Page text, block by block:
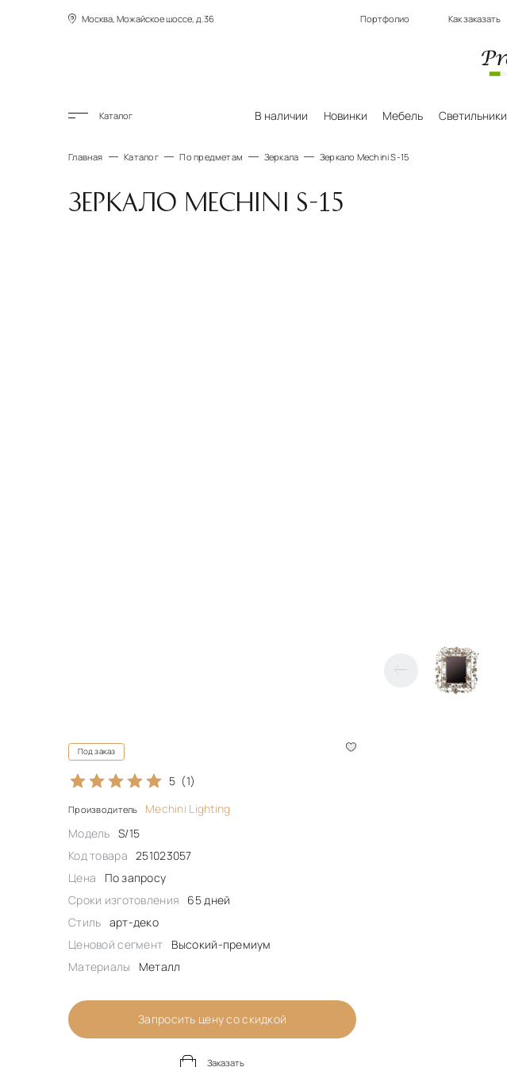
Москва, Можайское шоссе, д.36 Портфолио Как заказать
Каталог В наличии Новинки Мебель Светильники
Главная Каталог По предметам Зеркала Зеркало Mechini S-15
ЗЕРКАЛО MECHINI S-15
Под заказ
5 (1)
Производитель
Mechini Lighting
Модель S/15
Код товара 251023057
Цена
По запросу
Сроки изготовления
65 дней
Стиль арт-деко
Ценовой сегмент
Высокий-премиум
Материалы
Металл
Запросить цену со скидкой
Заказать